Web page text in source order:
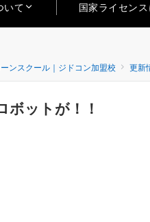
いて 国家ライセン
ンスクール｜ジドコン加盟校 更新
ボットが！！